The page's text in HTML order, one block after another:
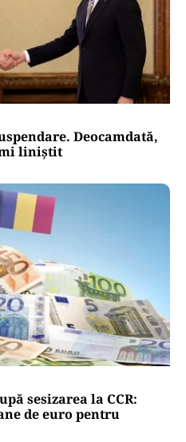
Deocamdată,
liniștit
sesizarea la CCR:
de euro pentru